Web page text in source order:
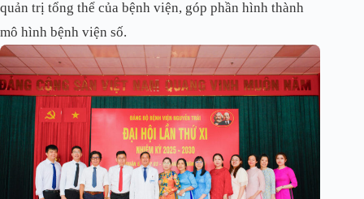
quản trị tổng thể của bệnh viện, góp phần hình thành
mô hình bệnh viện số.